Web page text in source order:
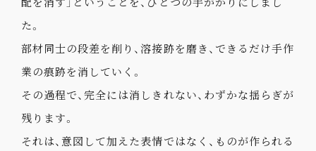
た。
部材同士の段差を削り、溶接跡を磨き、できるだけ手作
業の痕跡を消していく。
その過程で、完全には消しきれない、わずかな揺らぎが
残ります。
それは、意図して加えた表情ではなく、ものが作られる